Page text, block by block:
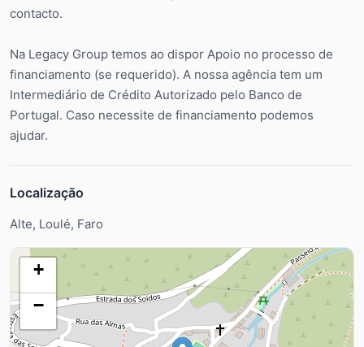
contacto.
Na Legacy Group temos ao dispor Apoio no processo de
financiamento (se requerido). A nossa agência tem um
Intermediário de Crédito Autorizado pelo Banco de
Portugal. Caso necessite de financiamento podemos
ajudar.
Localização
Alte, Loulé, Faro
+
−